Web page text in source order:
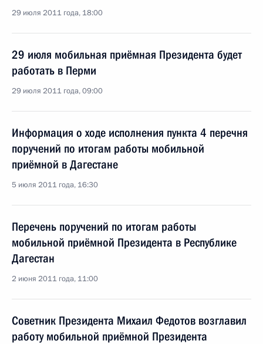
29 июля 2011 года, 18:00
29 июля мобильная приёмная Президента будет
работать в Перми
29 июля 2011 года, 09:00
Информация о ходе исполнения пункта 4 перечня
поручений по итогам работы мобильной
приёмной в Дагестане
5 июля 2011 года, 16:30
Перечень поручений по итогам работы
мобильной приёмной Президента в Республике
Дагестан
2 июня 2011 года, 11:00
Советник Президента Михаил Федотов возглавил
работу мобильной приёмной Президента